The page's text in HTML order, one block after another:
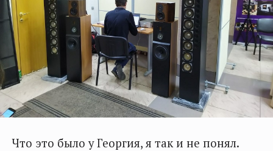
Что это было у Георгия, я так и не понял.